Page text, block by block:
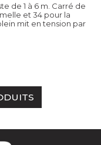
de 1 à 6 m. Carré de
et 34 pour la
mit en tension par